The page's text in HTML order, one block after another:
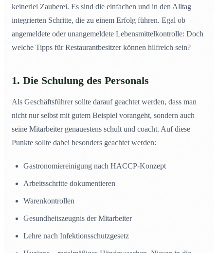
keinerlei Zauberei. Es sind die einfachen und in den Alltag
integrierten Schritte, die zu einem Erfolg führen. Egal ob
angemeldete oder unangemeldete Lebensmittelkontrolle: Doch
welche Tipps für Restaurantbesitzer können hilfreich sein?
1. Die Schulung des Personals
Als Geschäftsführer sollte darauf geachtet werden, dass man
nicht nur selbst mit gutem Beispiel vorangeht, sondern auch
seine Mitarbeiter genauestens schult und coacht. Auf diese
Punkte sollte dabei besonders geachtet werden:
Gastronomiereinigung nach HACCP-Konzept
Arbeitsschritte dokumentieren
Warenkontrollen
Gesundheitszeugnis der Mitarbeiter
Lehre nach Infektionsschutzgesetz